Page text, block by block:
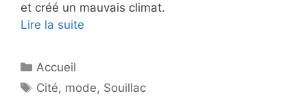
et créé un mauvais climat.
Lire la suite
Catégories
Accueil
Étiquettes
Cité, mode, Souillac